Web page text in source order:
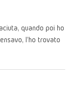
quando poi ho
l'ho trovato